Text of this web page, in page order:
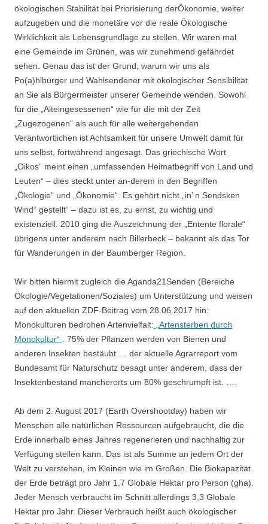
ökologischen Stabilität bei Priorisierung derÖkonomie, weiter
aufzugeben und die monetäre vor die reale Ökologische
Wirklichkeit als Lebensgrundlage zu stellen. Wir waren mal
eine Gemeinde im Grünen, was wir zunehmend gefährdet
sehen. Genau das ist der Grund, warum wir uns als
Po(a)hlbürger und Wahlsendener mit ökologischer Sensibilität
an Sie als Bürgermeister unserer Gemeinde wenden. Sowohl
für die „Alteingesessenen“ wie für die mit der Zeit
„Zugezogenen“ als auch für alle weitergehenden
Verantwortlichen ist Achtsamkeit für unsere Umwelt damit für
uns selbst, fortwährend angesagt. Das griechische Wort
„Oikos“ meint einen „umfassenden Heimatbegriff von Land und
Leuten“ – dies steckt unter an-derem in den Begriffen
„Ökologie“ und „Ökonomie“. Es gehört nicht „in’ n Sendsken
Wind“ gestellt“ – dazu ist es, zu ernst, zu wichtig und
existenziell. 2010 ging die Auszeichnung der „Entente florale“
übrigens unter anderem nach Billerbeck – bekannt als das Tor
für Wanderungen in der Baumberger Region.
Wir bitten hiermit zugleich die Aganda21Senden (Bereiche
Ökologie/Vegetationen/Soziales) um Unterstützung und weisen
auf den aktuellen ZDF-Beitrag vom 28.06.2017 hin:
Monokulturen bedrohen Artenvielfalt: „Artensterben durch
Monokultur“
. 75% der Pflanzen werden von Bienen und
anderen Insekten bestäubt … der aktuelle Agrarreport vom
Bundesamt für Naturschutz besagt unter anderem, dass der
Insektenbestand mancherorts um 80% geschrumpft ist. ….
Ab dem 2. August 2017 (Earth Overshootday) haben wir
Menschen alle natürlichen Ressourcen aufgebraucht, die die
Erde innerhalb eines Jahres regenerieren und nachhaltig zur
Verfügung stellen kann. Das ist als Summe an jedem Ort der
Welt zu verstehen, im Kleinen wie im Großen. Die Biokapazität
der Erde beträgt pro Jahr 1,7 Globale Hektar pro Person (gha).
Jeder Mensch verbraucht im Schnitt allerdings 3,3 Globale
Hektar pro Jahr. Dieser Verbrauch heißt auch ökologischer